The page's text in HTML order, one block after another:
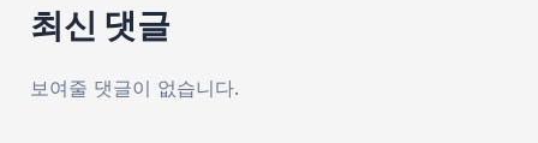
최신 댓글
보여줄 댓글이 없습니다.